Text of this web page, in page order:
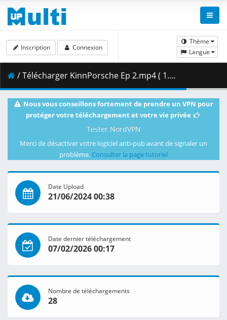
Thème
Langue
Inscription Connexion
/ Télécharger KinnPorsche Ep 2.mp4 ( 1.66 GB )
Nous vous conseillons fortement de prendre un VPN pour
protéger votre téléchargement et votre vie privée
Tester NordVPN
Merci de désactiver votre logiciel anti-pub avant de signaler un
problème. Consulter la page tutoriel
Date Upload
21/06/2024 00:38
Date dernier téléchargement
07/02/2026 00:17
Nombre de téléchargements
28